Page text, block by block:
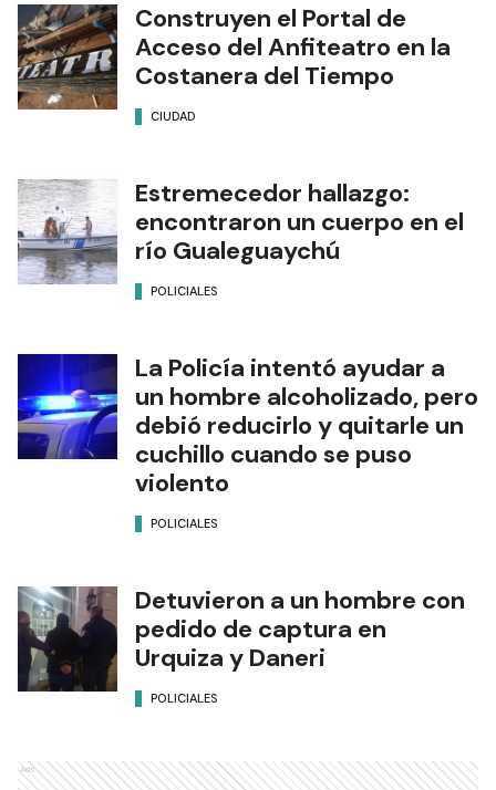
Construyen el Portal de
Acceso del Anfiteatro en la
Costanera del Tiempo
CIUDAD
Estremecedor hallazgo:
encontraron un cuerpo en el
río Gualeguaychú
POLICIALES
La Policía intentó ayudar a
un hombre alcoholizado, pero
debió reducirlo y quitarle un
cuchillo cuando se puso
violento
POLICIALES
Detuvieron a un hombre con
pedido de captura en
Urquiza y Daneri
POLICIALES
Ads